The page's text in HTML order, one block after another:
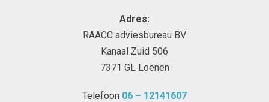
Adres:
RAACC adviesbureau BV
Kanaal Zuid 506
7371 GL Loenen
Telefoon 06 – 12141607